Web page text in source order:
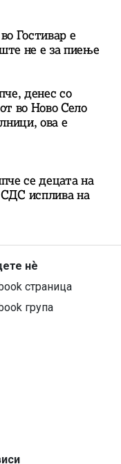
Гостивар е
не е за пиење
денес со
во Ново Село
ова е
се децата на
СДС исплива на
нѐ
страница
група